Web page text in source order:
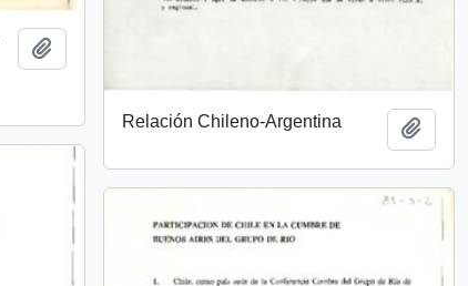
Añadir al portapapeles
Relación Chileno-Argentina